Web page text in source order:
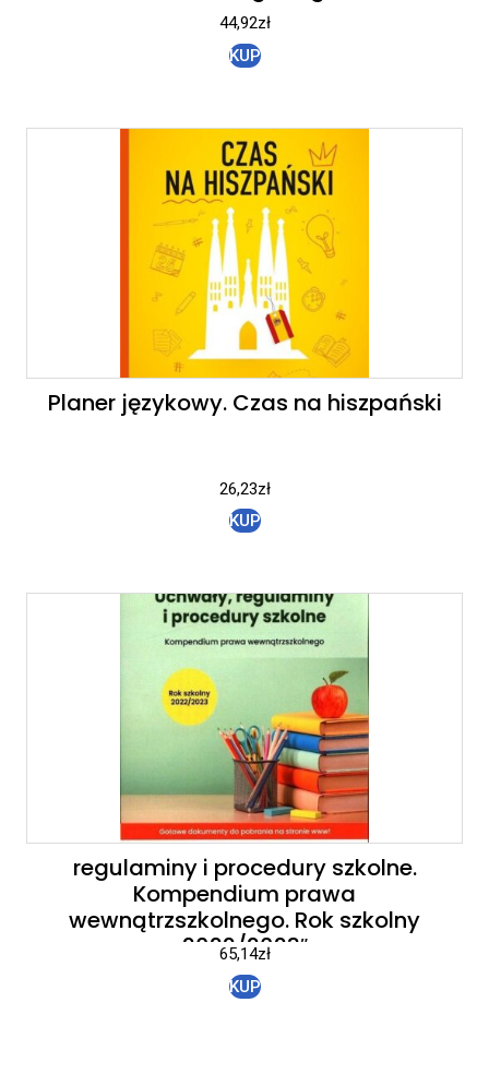
44,92zł
KUP
Planer językowy. Czas na hiszpański
26,23zł
KUP
regulaminy i procedury szkolne.
Kompendium prawa
wewnątrzszkolnego. Rok szkolny
2022/2023″
65,14zł
KUP